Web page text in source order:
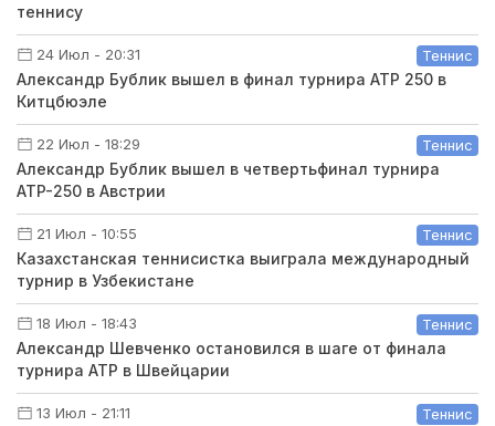
теннису
24 Июл - 20:31 Теннис
Александр Бублик вышел в финал турнира ATP 250 в
Китцбюэле
22 Июл - 18:29 Теннис
Александр Бублик вышел в четвертьфинал турнира
ATP-250 в Австрии
21 Июл - 10:55 Теннис
Казахстанская теннисистка выиграла международный
турнир в Узбекистане
18 Июл - 18:43 Теннис
Александр Шевченко остановился в шаге от финала
турнира ATP в Швейцарии
13 Июл - 21:11 Теннис